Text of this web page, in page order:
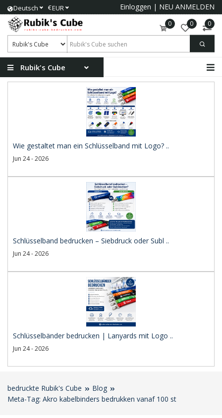
Deutsch €EUR Einloggen | NEU ANMELDEN
0 0 0
Rubik's Cube
Wie gestaltet man ein Schlüsselband mit Logo? ..
Jun 24 - 2026
Schlüsselband bedrucken – Siebdruck oder Subl ..
Jun 24 - 2026
Schlüsselbänder bedrucken | Lanyards mit Logo ..
Jun 24 - 2026
bedruckte Rubik's Cube
Blog
Meta-Tag: Akro kabelbinders bedrukken vanaf 100 st